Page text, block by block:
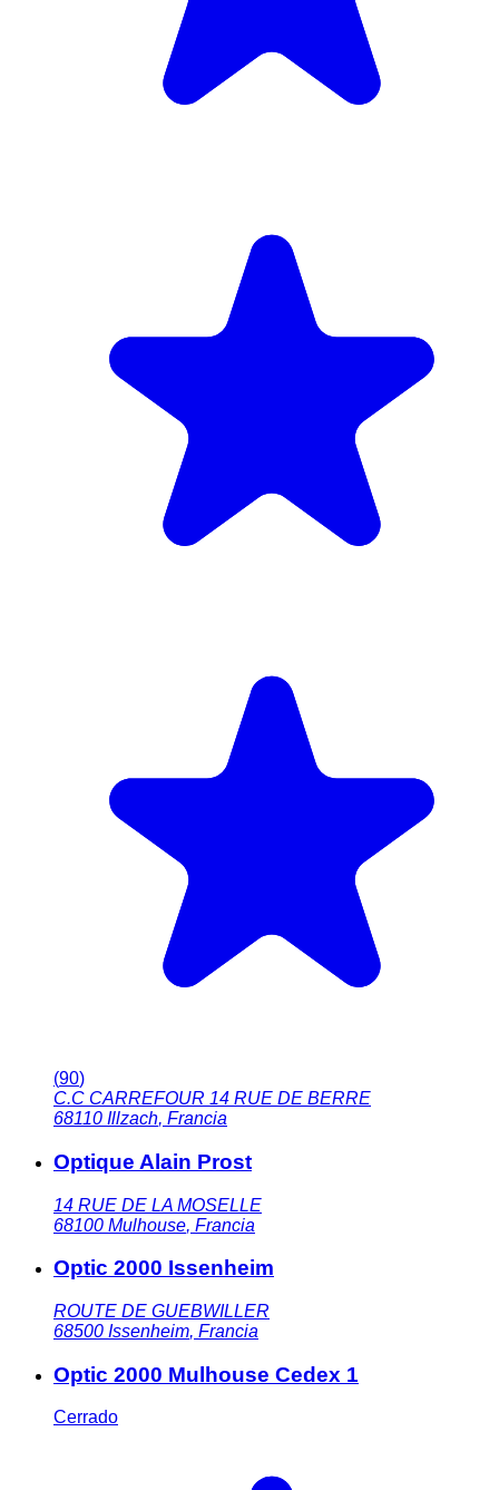
(90)
C.C CARREFOUR 14 RUE DE BERRE
68110 Illzach, Francia
Optique Alain Prost
14 RUE DE LA MOSELLE
68100 Mulhouse, Francia
Optic 2000 Issenheim
ROUTE DE GUEBWILLER
68500 Issenheim, Francia
Optic 2000 Mulhouse Cedex 1
Cerrado